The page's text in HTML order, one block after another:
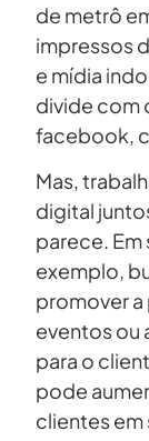
de metrô
impressos
e mídia
divide com
facebook,
Mas,
digital
parece. Em
exemplo,
promover
eventos ou
para o
pode
clientes em